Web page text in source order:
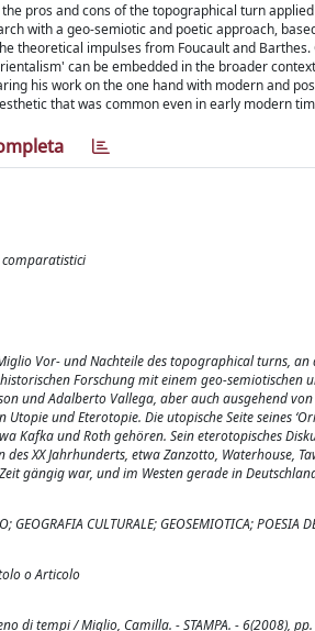
pros and cons of the topographical turn
with a geo-semiotic and poetic approach,
theoretical impulses from Foucault and
can be embedded in the broader
his work on the one hand with modern and
that was common even in early modern
comparatistici
Vor- und Nachteile des topographical turns,
Forschung mit einem geo-
und Adalberto Vallega, aber auch ausgehend
und Eterotopie. Die utopische Seite seines
Kafka und Roth gehören. Sein eterotopisches
XX Jahrhunderts, etwa Zanzotto, Waterhouse,
gängig war, und im Westen gerade in
GEOGRAFIA CULTURALE; GEOSEMIOTICA; POESIA
o Articolo
di tempi / Miglio, Camilla. - STAMPA. - 6(2008),